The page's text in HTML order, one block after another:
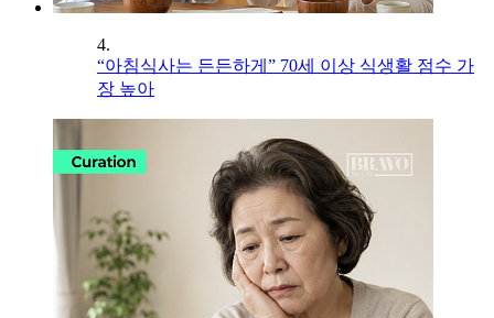
4.
“아침식사는 든든하게” 70세 이상 식생활 점수 가
장 높아